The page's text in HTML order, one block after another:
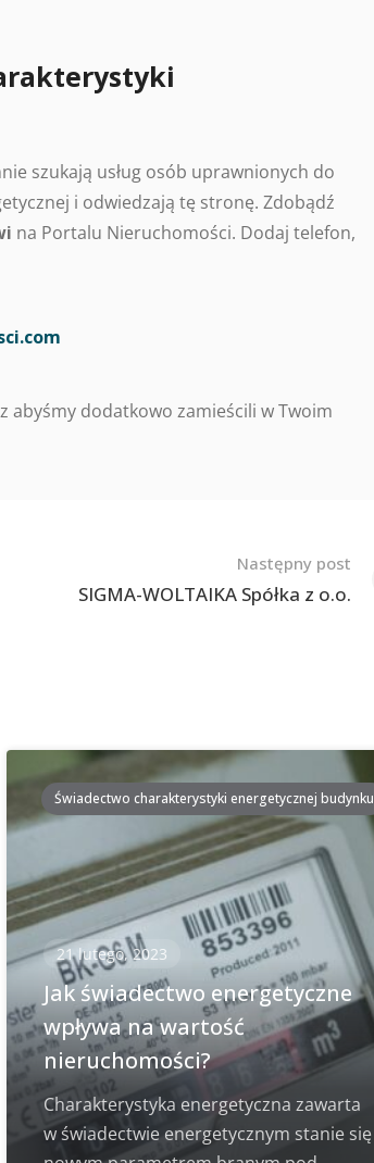
szukają usług osób uprawnionych do
i odwiedzają tę stronę. Zdobądź
na Portalu Nieruchomości. Dodaj telefon,
abyśmy dodatkowo zamieścili w Twoim
Następny post
SIGMA-WOLTAIKA Spółka z o.o.
Świadectwo charakterystyki energetycznej budynku
21 lutego, 2023
Jak świadectwo energetyczne
wpływa na wartość
nieruchomości?
Charakterystyka energetyczna zawarta
w świadectwie energetycznym stanie się